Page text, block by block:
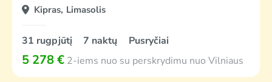
Kipras, Limasolis
31 rugpjūtį 7 naktų Pusryčiai
5 278 € 2-iems nuo su perskrydimu nuo Vilniaus